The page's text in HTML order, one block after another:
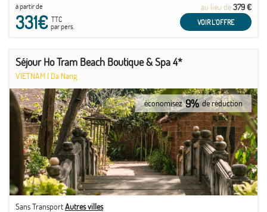
à partir de
331€TTC
par pers.
au lieu de379 €
VOIR L'OFFRE
Séjour Ho Tram Beach Boutique & Spa 4*
VIETNAM | Da Nang
économisez 9% de réduction
Sans TransportAutres villes